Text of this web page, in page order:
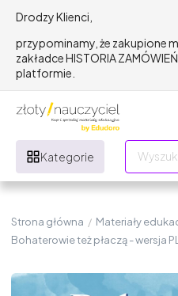
Drodzy Klienci,
przypominamy, że zakupione
zakładce HISTORIA
platformie.
Kategorie
Strona główna / Materiały
Bohaterowie też płaczą - wersja PL